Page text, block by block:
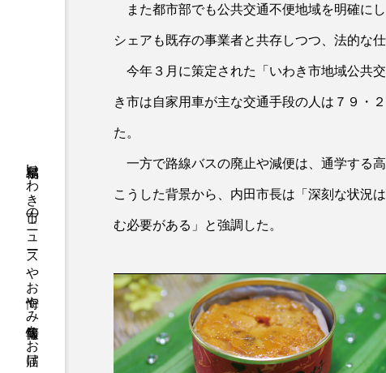
福島県いわき市のニュースやお悔やみ情報等をお届け
また都市部でも公共交通不便地域を明確に
シェアも既存の事業者と共存しつつ、法的な
今年３月に策定された「いわき市地域公共
き市は自家用車が主な交通手段の人は７９・
た。
一方で路線バスの廃止や減便は、通学する
こうした背景から、内田市長は「深刻な状況
む必要がある」と強調した。